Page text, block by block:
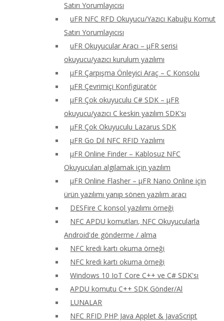
Satırı Yorumlayıcısı
uFR NFC RFD Okuyucu/Yazıcı Kabuğu Komut
Satırı Yorumlayıcısı
uFR Okuyucular Aracı – μFR serisi
okuyucu/yazıcı kurulum yazılımı
μFR Çarpışma Önleyici Araç – C Konsolu
μFR Çevrimiçi Konfigüratör
μFR Çok okuyuculu C# SDK – μFR
okuyucu/yazıcı C keskin yazılım SDK'sı
μFR Çok Okuyuculu Lazarus SDK
μFR Go Dil NFC RFID Yazılımı
μFR Online Finder – Kablosuz NFC
Okuyucuları algılamak için yazılım
μFR Online Flasher – μFR Nano Online için
ürün yazılımı yanıp sönen yazılım aracı
DESFire C konsol yazılımı örneği
NFC APDU komutları, NFC Okuyucularla
Android'de gönderme / alma
NFC kredi kartı okuma örneği
NFC kredi kartı okuma örneği
Windows 10 IoT Core C++ ve C# SDK'sı
APDU komutu C++ SDK Gönder/Al
LUNALAR
NFC RFID PHP Java Applet & JavaScript